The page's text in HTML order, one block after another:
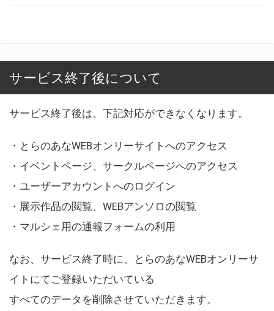
サービス終了後について
サービス終了後は、下記対応ができなくなります。
・とらのあなWEBオンリーサイトへのアクセス
・イベントページ、サークルページへのアクセス
・ユーザーアカウントへのログイン
・展示作品の閲覧、WEBアンソロの閲覧
・マルシェ用の通報フォームの利用
なお、サービス終了時に、とらのあなWEBオンリーサ
イトにてご登録いただいている
すべてのデータを削除させていただきます。